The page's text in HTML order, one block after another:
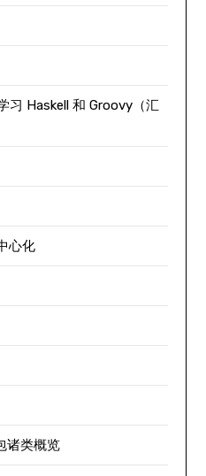
习 Haskell 和 Groovy（汇
心化
诸类概览